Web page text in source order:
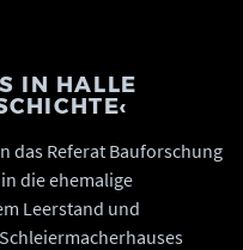
IN HALLE
das Referat Bauforschung
die ehemalige
Leerstand und